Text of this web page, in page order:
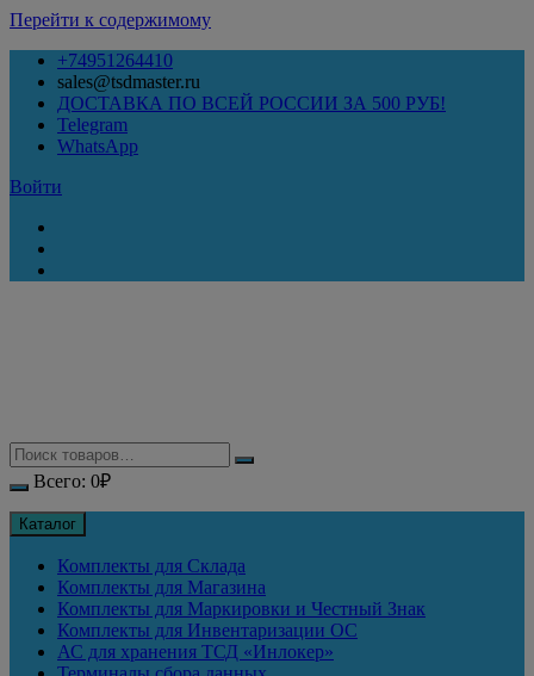
Перейти к содержимому
+74951264410
sales@tsdmaster.ru
ДОСТАВКА ПО ВСЕЙ РОССИИ ЗА 500 РУБ!
Telegram
WhatsApp
Войти
Всего: 0₽
Каталог
Комплекты для Склада
Комплекты для Магазина
Комплекты для Маркировки и Честный Знак
Комплекты для Инвентаризации ОС
АС для хранения ТСД «Инлокер»